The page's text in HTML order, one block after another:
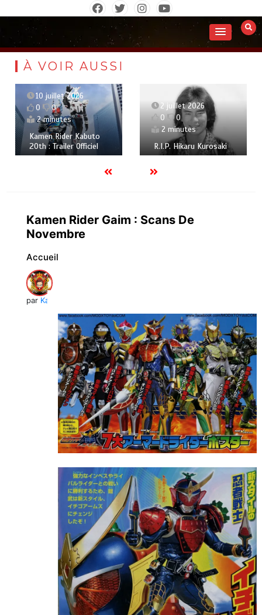
contenu
À VOIR AUSSI
2026
Kabuto
Officiel
2 juillet 2026
0
0
2 minutes
R.I.P. Hikaru Kurosaki
Radiant
L’inévitable
Kamen Rider Gaim : Scans De
Novembre
Accueil
par Kai